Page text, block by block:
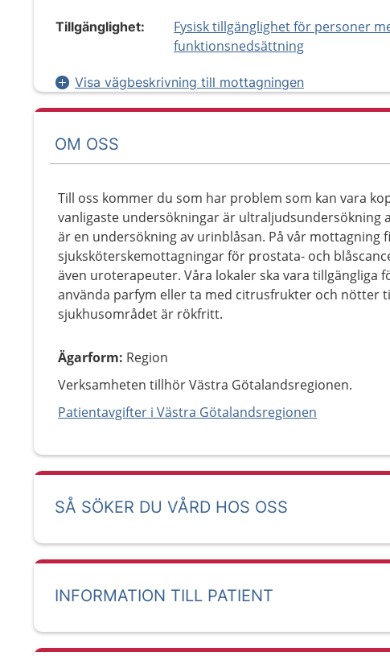
Tillgänglighet:
Fysisk tillgänglighet för personer
funktionsnedsättning
Visa vägbeskrivning till mottagningen
OM OSS
Till oss kommer du som har problem som kan vara
vanligaste undersökningar är ultraljudsundersökning
är en undersökning av urinblåsan. På vår mottagning
sjuksköterskemottagningar för prostata- och
även uroterapeuter. Våra lokaler ska vara tillgängliga
använda parfym eller ta med citrusfrukter och nötter
sjukhusområdet är rökfritt.
Ägarform: Region
Verksamheten tillhör Västra Götalandsregionen.
Patientavgifter i Västra Götalandsregionen
SÅ SÖKER DU VÅRD HOS OSS
INFORMATION TILL PATIENT